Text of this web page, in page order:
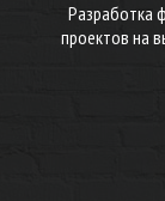
Разработка
проектов на